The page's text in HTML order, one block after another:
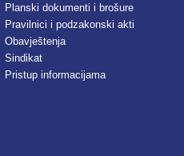
Planski dokumenti i brošure
Pravilnici i podzakonski akti
Obavještenja
Sindikat
Pristup informacijama